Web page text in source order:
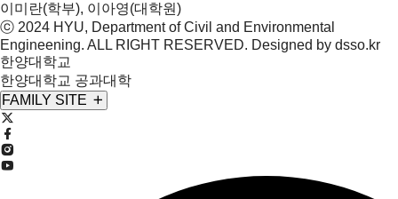
이미란(학부), 이아영(대학원)
ⓒ 2024 HYU, Department ofCivil and Environmental
Engineening. ALL RIGHT RESERVED. Designed by dsso.kr
한양대학교
한양대학교 공과대학
FAMILY SITE